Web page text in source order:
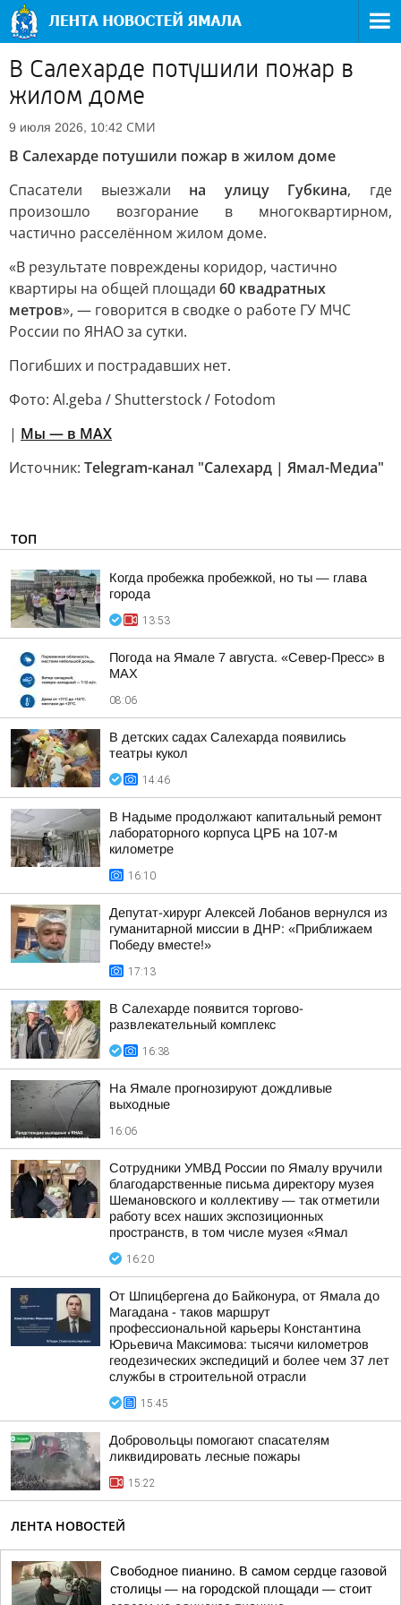
В Салехарде потушили пожар в
жилом доме
9 июля 2026, 10:42 СМИ
В Салехарде потушили пожар в жилом доме
Спасатели выезжали на улицу Губкина, где
произошло возгорание в многоквартирном,
частично расселённом жилом доме.
«В результате повреждены коридор, частично
квартиры на общей площади 60 квадратных
метров», — говорится в сводке о работе ГУ МЧС
России по ЯНАО за сутки.
Погибших и пострадавших нет.
Фото: Al.geba / Shutterstock / Fotodom
| Мы — в МАХ
Источник: Telegram-канал "Салехард | Ямал-Медиа"
ТОП
Когда пробежка пробежкой, но ты — глава
города
13:53
Погода на Ямале 7 августа. «Север-Пресс» в
MAX
08:06
В детских садах Салехарда появились
театры кукол
14:46
В Надыме продолжают капитальный ремонт
лабораторного корпуса ЦРБ на 107-м
километре
16:10
Депутат-хирург Алексей Лобанов вернулся из
гуманитарной миссии в ДНР: «Приближаем
Победу вместе!»
17:13
В Салехарде появится торгово-
развлекательный комплекс
16:38
На Ямале прогнозируют дождливые
выходные
16:06
Сотрудники УМВД России по Ямалу вручили
благодарственные письма директору музея
Шемановского и коллективу — так отметили
работу всех наших экспозиционных
пространств, в том числе музея «Ямал
16:20
От Шпицбергена до Байконура, от Ямала до
Магадана - таков маршрут
профессиональной карьеры Константина
Юрьевича Максимова: тысячи километров
геодезических экспедиций и более чем 37 лет
службы в строительной отрасли
15:45
Добровольцы помогают спасателям
ликвидировать лесные пожары
15:22
ЛЕНТА НОВОСТЕЙ
Свободное пианино. В самом сердце газовой
столицы — на городской площади — стоит